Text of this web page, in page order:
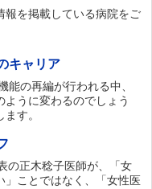
報を掲載している病院をご
キャリア
能の再編が行われる中、
ように変わるのでしょう
す。
の正木稔子医師が、「女
」ことではなく、「女性医